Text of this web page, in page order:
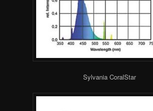
Sylvania CoralStar